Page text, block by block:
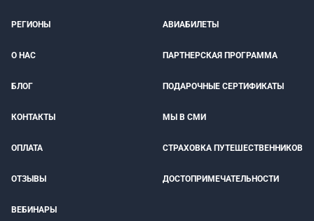
РЕГИОНЫ АВИАБИЛЕТЫ
О НАС ПАРТНЕРСКАЯ ПРОГРАММА
БЛОГ ПОДАРОЧНЫЕ СЕРТИФИКАТЫ
КОНТАКТЫ МЫ В СМИ
ОПЛАТА СТРАХОВКА ПУТЕШЕСТВЕННИКОВ
ОТЗЫВЫ ДОСТОПРИМЕЧАТЕЛЬНОСТИ
ВЕБИНАРЫ